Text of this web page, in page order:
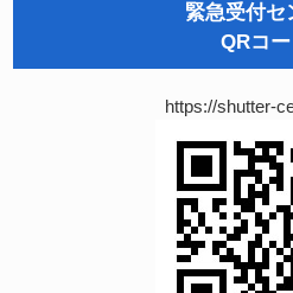
緊急受付セ
QRコ
https://shutter-